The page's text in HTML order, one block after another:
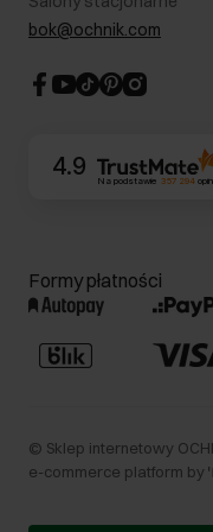
Blog
Dla akcjonariuszy
CSR
bok@ochnik.com
4.9
Na podstawie 357 294
Formy płatności
© Sklep internetowy
e-commerce platform by